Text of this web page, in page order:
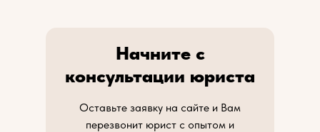
Начните с
консультации юриста
Оставьте заявку на сайте и Вам
перезвонит юрист с опытом и